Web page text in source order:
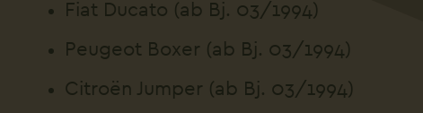
Fiat Ducato (ab Bj. 03/1994)
Peugeot Boxer (ab Bj. 03/1994)
Citroën Jumper (ab Bj. 03/1994)